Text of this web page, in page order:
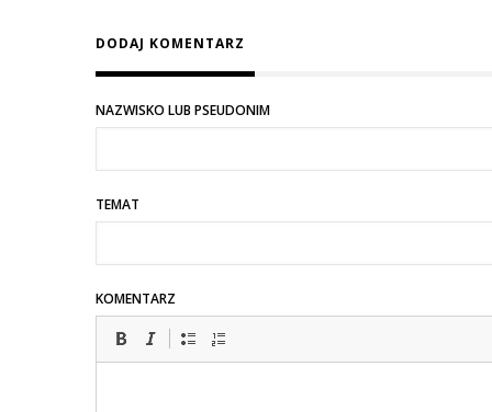
DODAJ KOMENTARZ
NAZWISKO LUB PSEUDONIM
TEMAT
KOMENTARZ